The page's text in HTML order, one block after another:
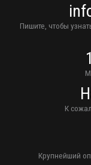
Пишите, чтобы
К
Крупнейший